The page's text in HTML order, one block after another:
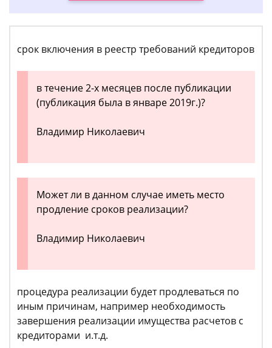
срок включения в реестр требований кредиторов
в течение 2-х месяцев после публикации
(публикация была в январе 2019г.)?
Владимир Николаевич
Может ли в данном случае иметь место
продление сроков реализации?
Владимир Николаевич
процедура реализации будет продлеваться по
иным причинам, например необходимость
завершения реализации имущества расчетов с
кредиторами и.т.д.